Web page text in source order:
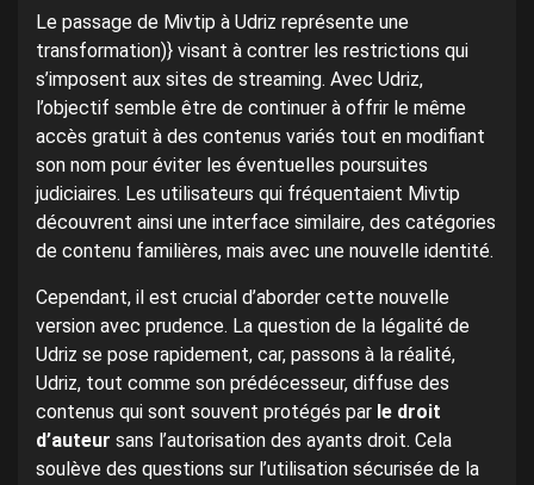
Le passage de Mivtip à Udriz représente une
transformation)} visant à contrer les restrictions qui
s’imposent aux sites de streaming. Avec Udriz,
l’objectif semble être de continuer à offrir le même
accès gratuit à des contenus variés tout en modifiant
son nom pour éviter les éventuelles poursuites
judiciaires. Les utilisateurs qui fréquentaient Mivtip
découvrent ainsi une interface similaire, des catégories
de contenu familières, mais avec une nouvelle identité.
Cependant, il est crucial d’aborder cette nouvelle
version avec prudence. La question de la légalité de
Udriz se pose rapidement, car, passons à la réalité,
Udriz, tout comme son prédécesseur, diffuse des
contenus qui sont souvent protégés par le droit
d’auteur sans l’autorisation des ayants droit. Cela
soulève des questions sur l’utilisation sécurisée de la